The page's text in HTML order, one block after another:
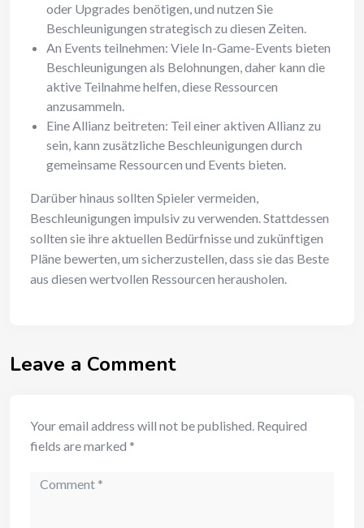
oder Upgrades benötigen, und nutzen Sie
Beschleunigungen strategisch zu diesen Zeiten.
An Events teilnehmen: Viele In-Game-Events bieten
Beschleunigungen als Belohnungen, daher kann die
aktive Teilnahme helfen, diese Ressourcen
anzusammeln.
Eine Allianz beitreten: Teil einer aktiven Allianz zu
sein, kann zusätzliche Beschleunigungen durch
gemeinsame Ressourcen und Events bieten.
Darüber hinaus sollten Spieler vermeiden,
Beschleunigungen impulsiv zu verwenden. Stattdessen
sollten sie ihre aktuellen Bedürfnisse und zukünftigen
Pläne bewerten, um sicherzustellen, dass sie das Beste
aus diesen wertvollen Ressourcen herausholen.
Leave a Comment
Your email address will not be published. Required
fields are marked *
Comment